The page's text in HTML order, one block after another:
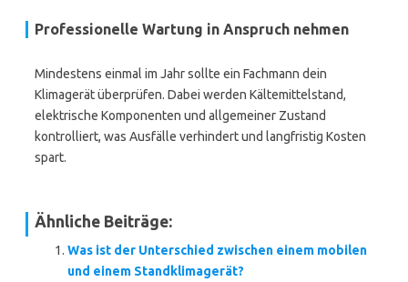
Professionelle Wartung in Anspruch nehmen
Mindestens einmal im Jahr sollte ein Fachmann dein
Klimagerät überprüfen. Dabei werden Kältemittelstand,
elektrische Komponenten und allgemeiner Zustand
kontrolliert, was Ausfälle verhindert und langfristig Kosten
spart.
Ähnliche Beiträge:
Was ist der Unterschied zwischen einem mobilen
und einem Standklimagerät?